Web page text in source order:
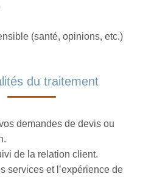
(santé, opinions, etc.)
du traitement
demandes de devis ou
de la relation client.
services et l’expérience de